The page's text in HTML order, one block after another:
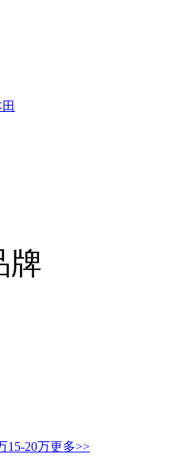
牌
15-20万更多>>